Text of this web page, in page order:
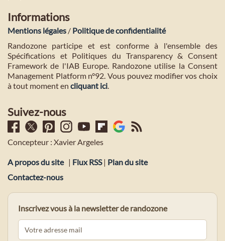
Informations
Mentions légales / Politique de confidentialité
Randozone participe et est conforme à l'ensemble des
Spécifications et Politiques du Transparency & Consent
Framework de l'IAB Europe. Randozone utilise la Consent
Management Platform n°92. Vous pouvez modifier vos choix
à tout moment en cliquant ici.
Suivez-nous
Concepteur : Xavier Argeles
A propos du site | Flux RSS| Plan du site
Contactez-nous
Inscrivez vous à la newsletter de randozone